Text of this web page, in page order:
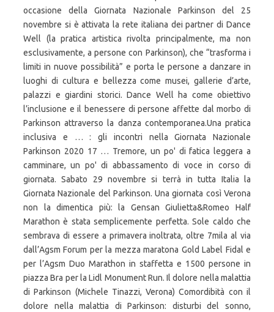
occasione della Giornata Nazionale Parkinson del 25
novembre si è attivata la rete italiana dei partner di Dance
Well (la pratica artistica rivolta principalmente, ma non
esclusivamente, a persone con Parkinson), che “trasforma i
limiti in nuove possibilità” e porta le persone a danzare in
luoghi di cultura e bellezza come musei, gallerie d’arte,
palazzi e giardini storici. Dance Well ha come obiettivo
l’inclusione e il benessere di persone affette dal morbo di
Parkinson attraverso la danza contemporanea.Una pratica
inclusiva e … : gli incontri nella Giornata Nazionale
Parkinson 2020 17 … Tremore, un po' di fatica leggera a
camminare, un po' di abbassamento di voce in corso di
giornata. Sabato 29 novembre si terrà in tutta Italia la
Giornata Nazionale del Parkinson. Una giornata così Verona
non la dimentica più: la Gensan Giulietta&Romeo Half
Marathon è stata semplicemente perfetta. Sole caldo che
sembrava di essere a primavera inoltrata, oltre 7mila al via
dall’Agsm Forum per la mezza maratona Gold Label Fidal e
per l’Agsm Duo Marathon in staffetta e 1500 persone in
piazza Bra per la Lidl Monument Run. Il dolore nella malattia
di Parkinson (Michele Tinazzi, Verona) Comordibità con il
dolore nella malattia di Parkinson: disturbi del sonno,